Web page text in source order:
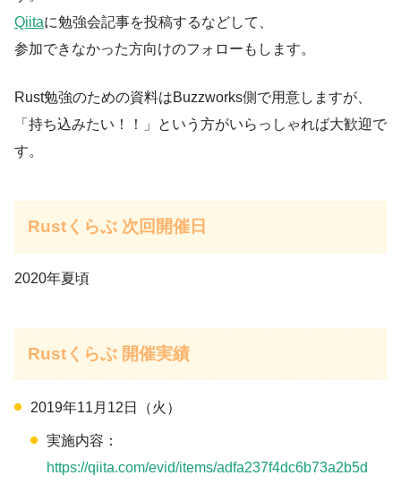
Qiitaに勉強会記事を投稿するなどして、
参加できなかった方向けのフォローもします。
Rust勉強のための資料はBuzzworks側で用意しますが、
「持ち込みたい！！」という方がいらっしゃれば大歓迎で
す。
Rustくらぶ 次回開催日
2020年夏頃
Rustくらぶ 開催実績
2019年11月12日（火）
実施内容：
https://qiita.com/evid/items/adfa237f4dc6b73a2b5d